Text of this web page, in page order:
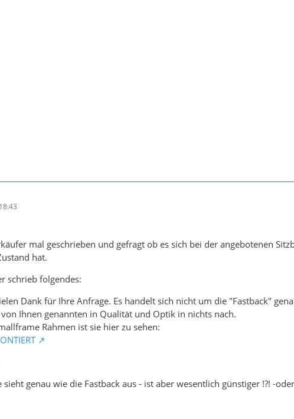
mal geschrieben und gefragt ob es sich bei der angebotenen
hat.
schrieb folgendes:
Dank für Ihre Anfrage. Es handelt sich nicht um die "Fastback"
Ihnen genannten in Qualität und Optik in nichts nach.
Rahmen ist sie hier zu sehen:
sieht genau wie die Fastback aus - ist aber wesentlich günstiger !?! -